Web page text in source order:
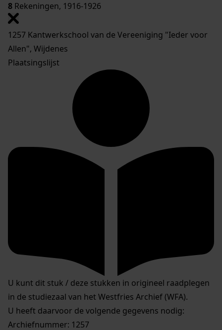
8 Rekeningen, 1916-1926
1257 Kantwerkschool van de Vereeniging "Ieder voor
Allen", Wijdenes
Plaatsingslijst
U kunt dit stuk / deze stukken in origineel raadplegen
in de studiezaal van het Westfries Archief (WFA).
U heeft daarvoor de volgende gegevens nodig:
Archiefnummer: 1257